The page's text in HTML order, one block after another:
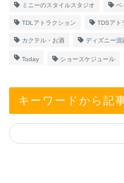
ミニーのスタイルスタジオ ベ
TDLアトラクション TDSアト
カクテル・お酒 ディズニー混
Today ショースケジュール
キーワードから記